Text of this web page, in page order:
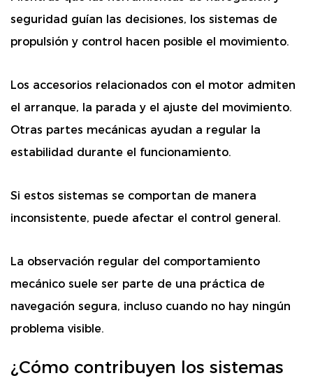
seguridad guían las decisiones, los sistemas de
propulsión y control hacen posible el movimiento.
Los accesorios relacionados con el motor admiten
el arranque, la parada y el ajuste del movimiento.
Otras partes mecánicas ayudan a regular la
estabilidad durante el funcionamiento.
Si estos sistemas se comportan de manera
inconsistente, puede afectar el control general.
La observación regular del comportamiento
mecánico suele ser parte de una práctica de
navegación segura, incluso cuando no hay ningún
problema visible.
¿Cómo contribuyen los sistemas